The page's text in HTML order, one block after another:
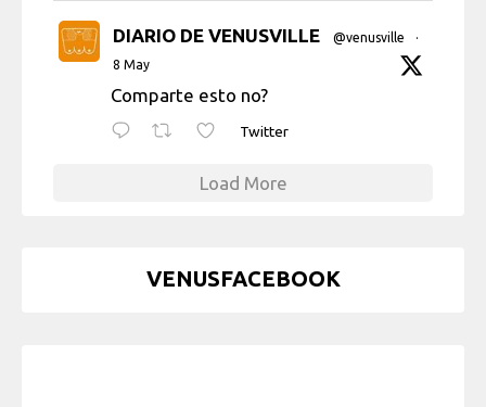
DIARIO DE VENUSVILLE @venusville
·
8 May
Comparte esto no?
Twitter
Load More
VENUSFACEBOOK